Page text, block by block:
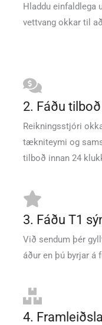
Hladdu einfaldlega
vettvang okkar til
2. Fáðu tilboð
Reikningsstjóri
tækniteymi og
tilboð innan 24
3. Fáðu T1
Við sendum þér
áður en þú byrjar á
4.